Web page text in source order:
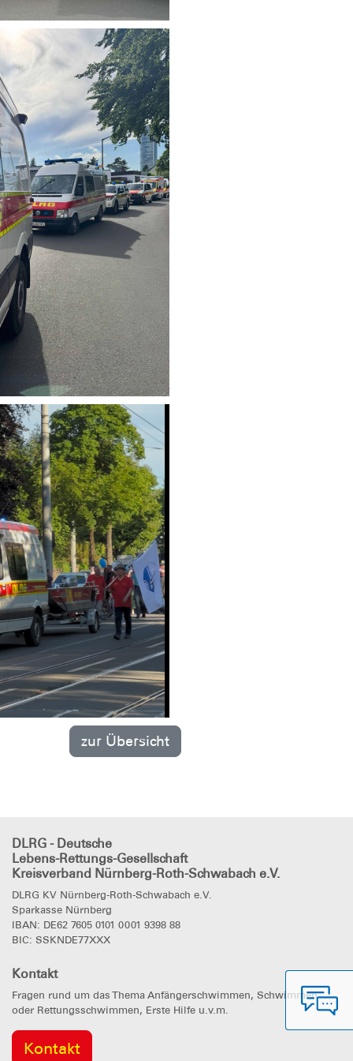
zur Übersicht
DLRG - Deutsche
Lebens-Rettungs-Gesellschaft
Kreisverband Nürnberg-Roth-Schwabach e.V.
DLRG KV Nürnberg-Roth-Schwabach e.V.
Sparkasse Nürnberg
IBAN: DE62 7605 0101 0001 9398 88
BIC: SSKNDE77XXX
Kontakt
Fragen rund um das Thema Anfängerschwimmen, Schwimmen
oder Rettungsschwimmen, Erste Hilfe u.v.m.
Kontakt